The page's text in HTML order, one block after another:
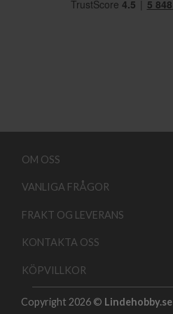
OM OSS
VANLIGA FRÅGOR
FRAKT OG LEVERANS
KONTAKTA OSS
KÖPVILLKOR
Copyright 2026 © Lindehobby.se